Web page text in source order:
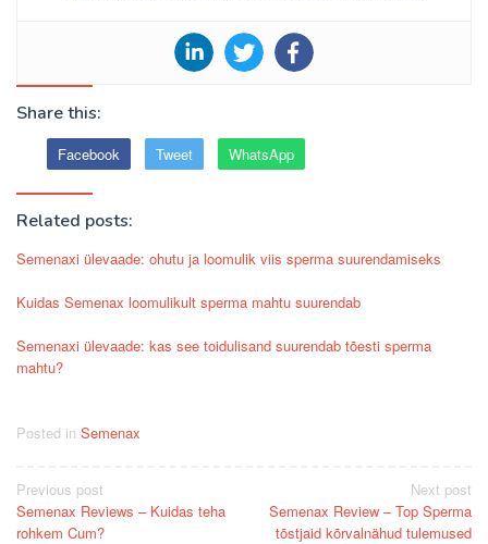
Share this:
Facebook Tweet WhatsApp
Related posts:
Semenaxi ülevaade: ohutu ja loomulik viis sperma suurendamiseks
Kuidas Semenax loomulikult sperma mahtu suurendab
Semenaxi ülevaade: kas see toidulisand suurendab tõesti sperma
mahtu?
Posted in Semenax
Post
navigation
Previous post
Semenax Reviews – Kuidas teha
rohkem Cum?
Next post
Semenax Review – Top Sperma
tõstjaid kõrvalnähud tulemused